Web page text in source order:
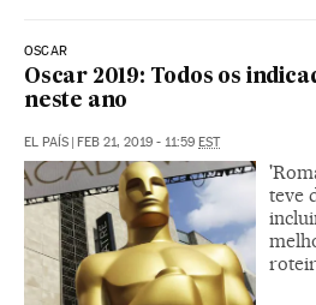
OSCAR
Oscar 2019: Todos os
neste ano
EL PAÍS FEB 21, 2019 - 11:59 EST
teve